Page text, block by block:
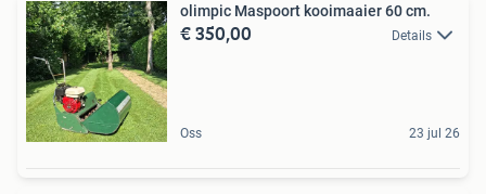
olimpic Maspoort kooimaaier 60 cm.
€ 350,00 Details
Oss 23 jul 26